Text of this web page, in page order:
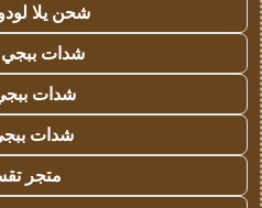
شحن يلا
شدات
شدات
شدات
متجر